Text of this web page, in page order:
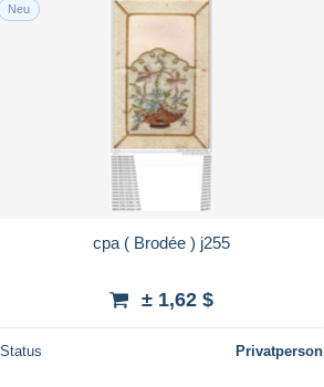
Neu
cpa ( Brodée ) j255
± 1,62 $
Status Privatperson